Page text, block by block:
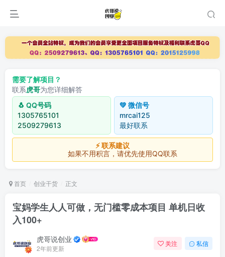
需要了解项目？
联系虎哥为您详细解答
🐧 QQ号码
1305765101
2509279613
💚 微信号
mrcai125
最好联系
⚡ 联系建议
如果不用积言，请优先使用QQ联系
首页 创业干货 正文
宝妈学生人人可做，无门槛零成本项目 单机日收
入100+
虎哥说创业
2年前更新
关注 私信